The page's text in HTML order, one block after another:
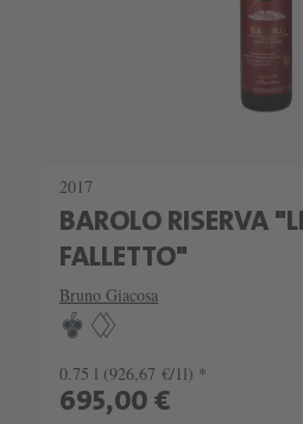
2017
BAROLO RISERVA
FALLETTO"
Bruno Giacosa
0.75 l (926,67 €/1l) *
695,00 €